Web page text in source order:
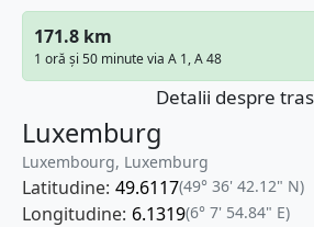
171.8 km
1 oră și 50 minute via A 1, A 48
Detalii despre
Luxemburg
Luxembourg, Luxemburg
Latitudine: 49.6117(49° 36' 42.12" N)
Longitudine: 6.1319(6° 7' 54.84" E)